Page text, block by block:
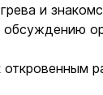
и